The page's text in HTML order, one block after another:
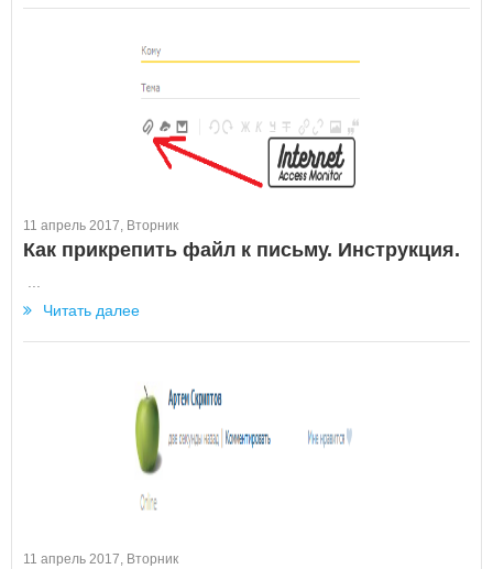
11 апрель 2017, Вторник
Как прикрепить файл к письму. Инструкция.
Читать далее
11 апрель 2017, Вторник